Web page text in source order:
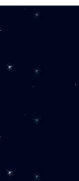
Lindholm